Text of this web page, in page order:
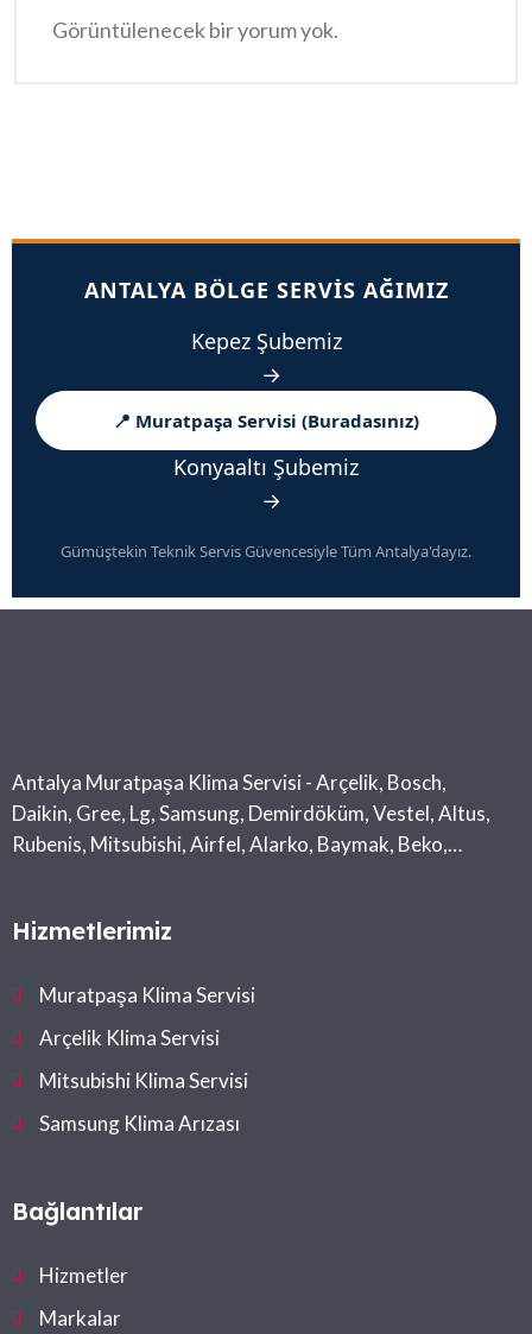
Görüntülenecek bir yorum yok.
ANTALYA BÖLGE SERVIS AĞIMIZ
Kepez Şubemiz
→
📍 Muratpaşa Servisi (Buradasınız)
Konyaaltı Şubemiz
→
Gümüştekin Teknik Servis Güvencesiyle Tüm Antalya'dayız.
Antalya Muratpaşa Klima Servisi - Arçelik, Bosch,
Daikin, Gree, Lg, Samsung, Demirdöküm, Vestel, Altus,
Rubenis, Mitsubishi, Airfel, Alarko, Baymak, Beko,
Hizmetlerimiz
Muratpaşa Klima Servisi
Arçelik Klima Servisi
Mitsubishi Klima Servisi
Samsung Klima Arızası
Bağlantılar
Hizmetler
Markalar